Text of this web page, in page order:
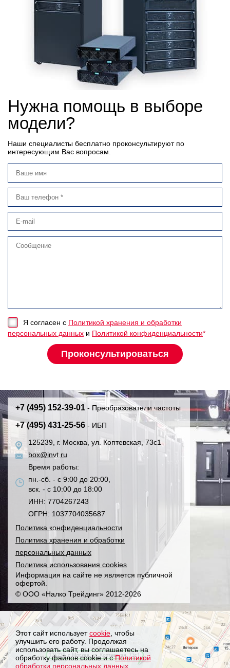
Нужна помощь в выборе
модели?
Наши специалисты бесплатно проконсультируют по
интересующим Вас вопросам.
Я согласен с Политикой хранения и обработки
персональных данных и Политикой конфиденциальности*
+7 (495) 152-39-01 - Преобразователи частоты
+7 (495) 431-25-56 - ИБП
125239, г. Москва, ул. Коптевская, 73с1
box@invt.ru
Время работы:
пн.-сб. - с 9:00 до 20:00,
вск. - с 10:00 до 18:00
ИНН: 7704267243
ОГРН: 1037704035687
Политика конфиденциальности
Политика хранения и обработки
персональных данных
Политика использования cookies
Информация на сайте не является публичной
офертой.
© ООО «Налко Трейдинг» 2012-2026
Этот сайт используетcookie , чтобы
улучшить его работу. Продолжая
использовать сайт, вы соглашаетесь на
обработку файлов cookie и сПолитикой
обработки персональных данных